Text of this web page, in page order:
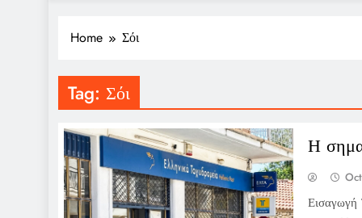
Home Σόι
Tag: Σόι
Η
Εισαγωγή